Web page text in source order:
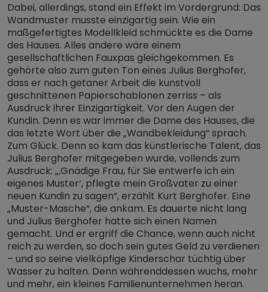
Dabei, allerdings, stand ein Effekt im Vordergrund: Das
Wandmuster musste einzigartig sein. Wie ein
maßgefertigtes Modellkleid schmückte es die Dame
des Hauses. Alles andere wäre einem
gesellschaftlichen Fauxpas gleichgekommen. Es
gehörte also zum guten Ton eines Julius Berghofer,
dass er nach getaner Arbeit die kunstvoll
geschnittenen Papierschablonen zerriss – als
Ausdruck ihrer Einzigartigkeit. Vor den Augen der
Kundin. Denn es war immer die Dame des Hauses, die
das letzte Wort über die „Wandbekleidung“ sprach.
Zum Glück. Denn so kam das künstlerische Talent, das
Julius Berghofer mitgegeben wurde, vollends zum
Ausdruck: „‚Gnädige Frau, für Sie entwerfe ich ein
eigenes Muster‘, pflegte mein Großvater zu einer
neuen Kundin zu sagen“, erzählt Kurt Berghofer. Eine
„Muster-Masche“, die ankam. Es dauerte nicht lang
und Julius Berghofer hatte sich einen Namen
gemacht. Und er ergriff die Chance, wenn auch nicht
reich zu werden, so doch sein gutes Geld zu verdienen
– und so seine vielköpfige Kinderschar tüchtig über
Wasser zu halten. Denn währenddessen wuchs, mehr
und mehr, ein kleines Familienunternehmen heran.